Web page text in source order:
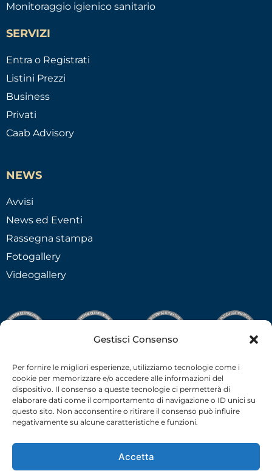
Gestisci Consenso
Per fornire le migliori esperienze, utilizziamo tecnologie come i
cookie per memorizzare e/o accedere alle informazioni del
dispositivo. Il consenso a queste tecnologie ci permetterà di
elaborare dati come il comportamento di navigazione o ID unici su
questo sito. Non acconsentire o ritirare il consenso può influire
negativamente su alcune caratteristiche e funzioni.
Accetta
Monitoraggio igienico sanitario
SERVIZI
Entra o Registrati
Listini Prezzi
Business
Privati
Caab Advisory
NEWS
Avvisi
News ed Eventi
Rassegna stampa
Fotogallery
Videogallery